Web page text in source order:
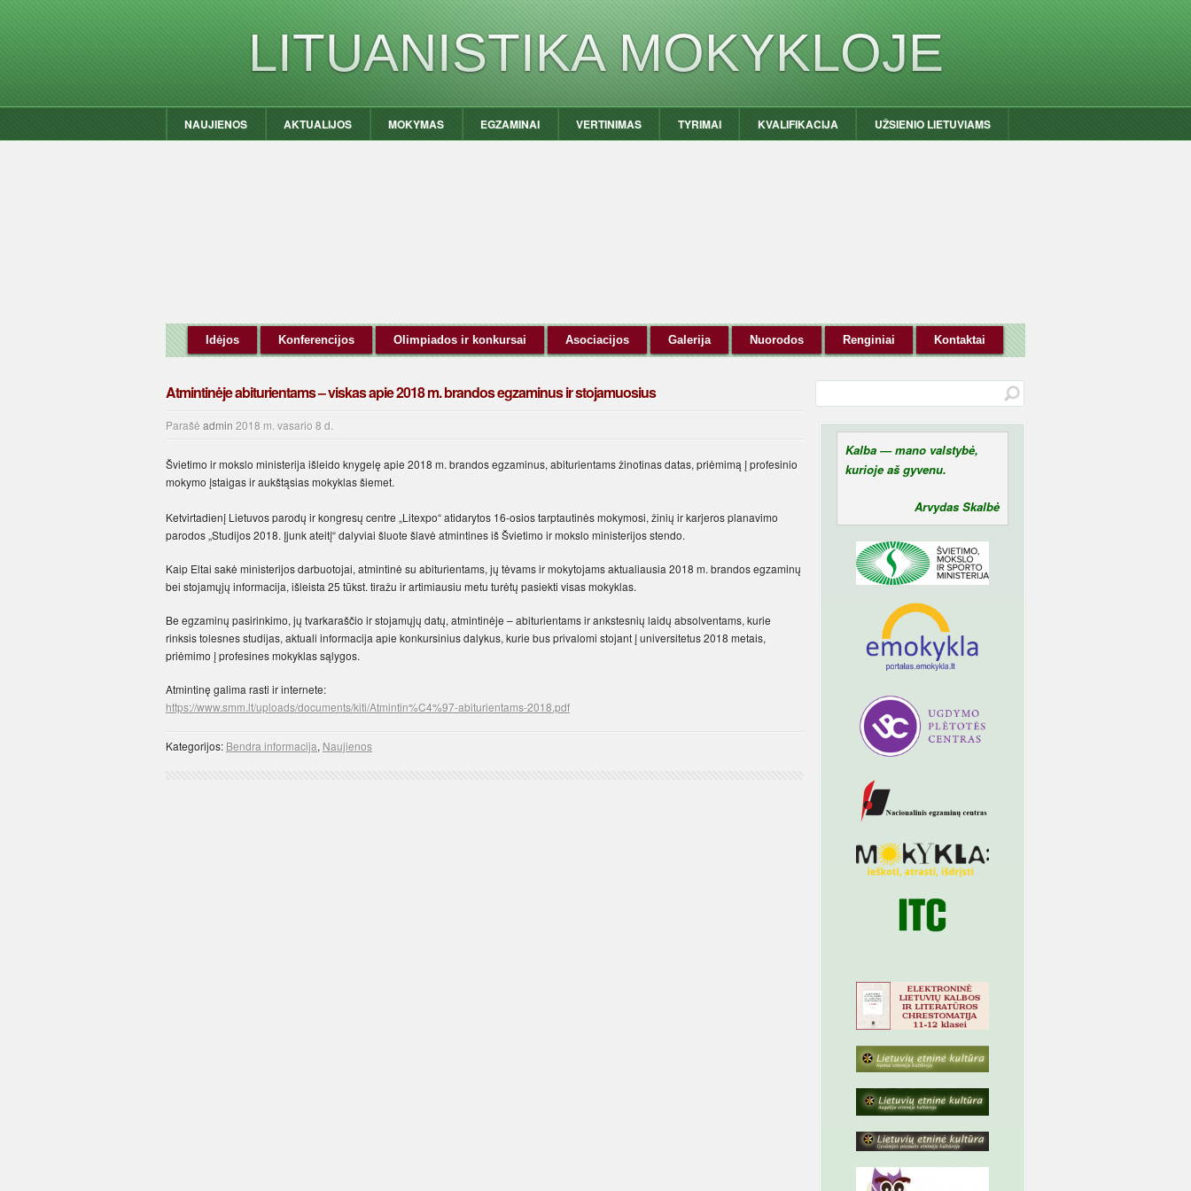
LITUANISTIKA MOKYKLOJE
NAUJIENOS AKTUALIJOS MOKYMAS EGZAMINAI VERTINIMAS TYRIMAI KVALIFIKACIJA UŽSIENIO LIETUVIAMS
Idėjos Konferencijos Olimpiados ir konkursai Asociacijos Galerija Nuorodos Renginiai Kontaktai
Atmintinėje abiturientams – viskas apie 2018 m. brandos egzaminus ir stojamuosius
Parašė admin 2018 m. vasario 8 d.
Švietimo ir mokslo ministerija išleido knygelę apie 2018 m. brandos egzaminus, abiturientams žinotinas datas, priėmimą į profesinio
mokymo įstaigas ir aukštąsias mokyklas šiemet.
Ketvirtadienį Lietuvos parodų ir kongresų centre „Litexpo“ atidarytos 16-osios tarptautinės mokymosi, žinių ir karjeros planavimo
parodos „Studijos 2018. Įjunk ateitį“ dalyviai šluote šlavė atmintines iš Švietimo ir mokslo ministerijos stendo.
Kaip Eltai sakė ministerijos darbuotojai, atmintinė su abiturientams, jų tėvams ir mokytojams aktualiausia 2018 m. brandos egzaminų
bei stojamųjų informacija, išleista 25 tūkst. tiražu ir artimiausiu metu turėtų pasiekti visas mokyklas.
Be egzaminų pasirinkimo, jų tvarkaraščio ir stojamųjų datų, atmintinėje – abiturientams ir ankstesnių laidų absolventams, kurie
rinksis tolesnes studijas, aktuali informacija apie konkursinius dalykus, kurie bus privalomi stojant į universitetus 2018 metais,
priėmimo į profesines mokyklas sąlygos.
Atmintinę galima rasti ir internete:
https://www.smm.lt/uploads/documents/kiti/Atmintin%C4%97-abiturientams-2018.pdf
Kategorijos: Bendra informacija, Naujienos
Kalba — mano valstybė,
kurioje aš gyvenu.
Arvydas Skalbė